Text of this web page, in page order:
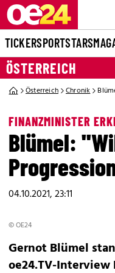
TICKERSPORTSTARS
ÖSTERREICH
Österreich Chronik
FINANZMINISTER
Blümel:
04.10.2021, 23:11
© OE24
Gernot Blümel
oe24.TV-